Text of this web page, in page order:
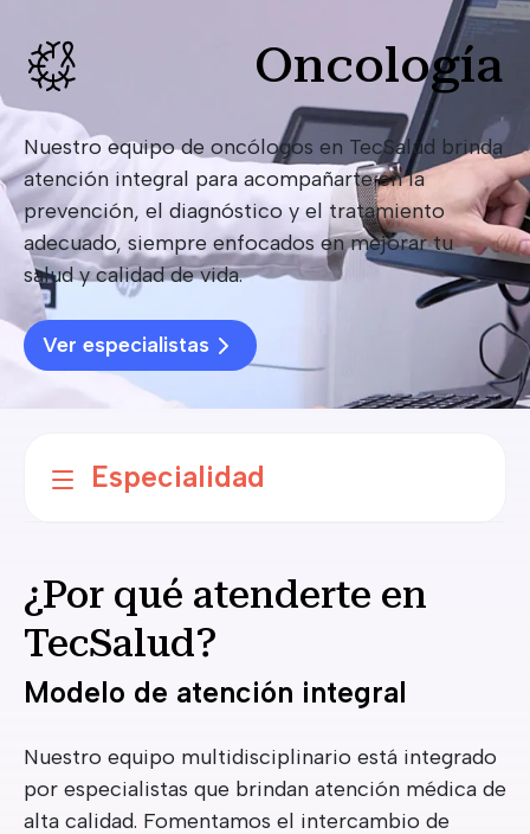
Oncología
Nuestro equipo de oncólogos en TecSalud brinda
atención integral para acompañarte en la
prevención, el diagnóstico y el tratamiento
adecuado, siempre enfocados en mejorar tu
salud y calidad de vida.
Ver especialistas
Especialidad
¿Por qué atenderte en
TecSalud?
Modelo de atención integral
Nuestro equipo multidisciplinario está integrado
por especialistas que brindan atención médica de
alta calidad. Fomentamos el intercambio de